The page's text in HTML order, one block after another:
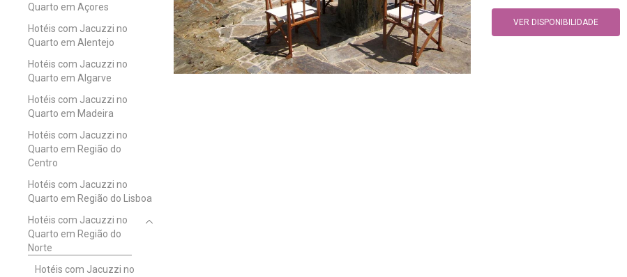
VER DISPONIBILIDADE
Quarto em Açores
Hotéis com Jacuzzi no
Quarto em Alentejo
Hotéis com Jacuzzi no
Quarto em Algarve
Hotéis com Jacuzzi no
Quarto em Madeira
Hotéis com Jacuzzi no
Quarto em Região do
Centro
Hotéis com Jacuzzi no
Quarto em Região do Lisboa
Hotéis com Jacuzzi no
Quarto em Região do
Norte
Hotéis com Jacuzzi no